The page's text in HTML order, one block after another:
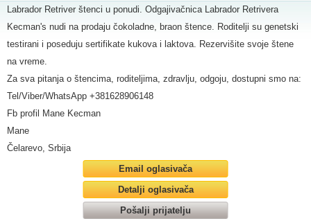
Labrador Retriver štenci u ponudi. Odgajivačnica Labrador Retrivera
Kecman's nudi na prodaju čokoladne, braon štence. Roditelji su genetski
testirani i poseduju sertifikate kukova i laktova. Rezervišite svoje štene
na vreme.
Za sva pitanja o štencima, roditeljima, zdravlju, odgoju, dostupni smo na:
Tel/Viber/WhatsApp +381628906148
Fb profil Mane Kecman
Mane
Čelarevo, Srbija
Email oglasivača
Detalji oglasivača
Pošalji prijatelju